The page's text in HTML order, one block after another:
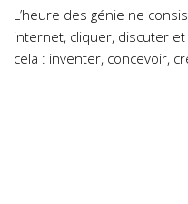
L’heure des génie ne
internet, cliquer, discuter
cela : inventer, concevoir,